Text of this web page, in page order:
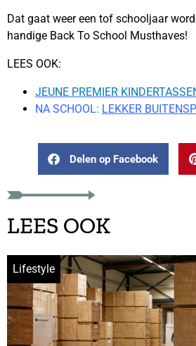
Dat gaat weer een tof schooljaar
handige Back To School Musthaves!
LEES OOK:
JEUNE PREMIER
NA SCHOOL: LEKKER
Delen op Facebook
LEES OOK
Lifestyle